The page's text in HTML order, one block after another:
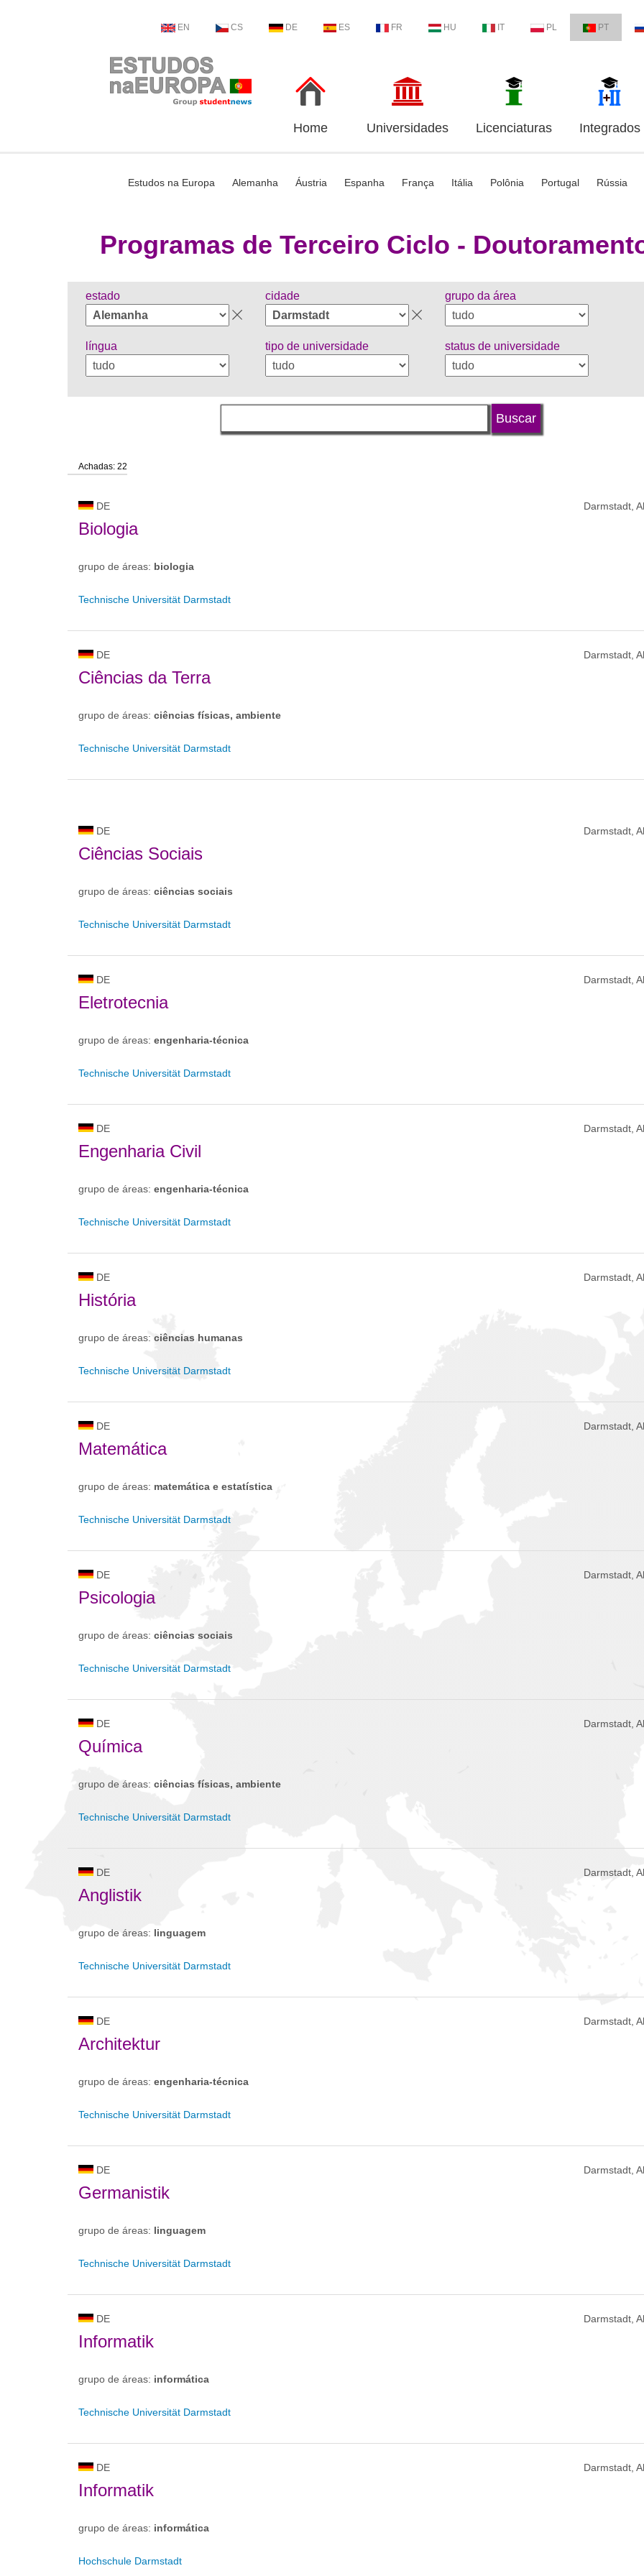
EN CS DE ES FR HU IT PL PT
Home Universidades Licenciaturas Integrados
Estudos na Europa Alemanha Áustria Espanha França Itália Polônia Portugal Rússia
Programas de Terceiro Ciclo -
estado cidade grupo da área
língua tipo de universidade status de universidade
Achadas: 22
DE Darmstadt,
Biologia
grupo de áreas: biologia
Technische Universität Darmstadt
DE Darmstadt,
Ciências da Terra
grupo de áreas: ciências físicas, ambiente
Technische Universität Darmstadt
DE Darmstadt,
Ciências Sociais
grupo de áreas: ciências sociais
Technische Universität Darmstadt
DE Darmstadt,
Eletrotecnia
grupo de áreas: engenharia-técnica
Technische Universität Darmstadt
DE Darmstadt,
Engenharia Civil
grupo de áreas: engenharia-técnica
Technische Universität Darmstadt
DE Darmstadt,
História
grupo de áreas: ciências humanas
Technische Universität Darmstadt
DE Darmstadt,
Matemática
grupo de áreas: matemática e estatística
Technische Universität Darmstadt
DE Darmstadt,
Psicologia
grupo de áreas: ciências sociais
Technische Universität Darmstadt
DE Darmstadt,
Química
grupo de áreas: ciências físicas, ambiente
Technische Universität Darmstadt
DE Darmstadt,
Anglistik
grupo de áreas: linguagem
Technische Universität Darmstadt
DE Darmstadt,
Architektur
grupo de áreas: engenharia-técnica
Technische Universität Darmstadt
DE Darmstadt,
Germanistik
grupo de áreas: linguagem
Technische Universität Darmstadt
DE Darmstadt,
Informatik
grupo de áreas: informática
Technische Universität Darmstadt
DE Darmstadt,
Informatik
grupo de áreas: informática
Hochschule Darmstadt